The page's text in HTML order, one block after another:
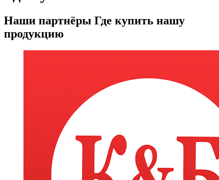
Наши партнёры Где купить нашу
продукцию